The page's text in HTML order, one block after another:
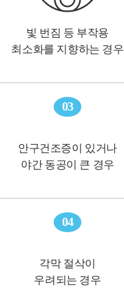
빛 번짐 등 부작용
최소화를 지향하는 경우
03
안구건조증이 있거나
야간 동공이 큰 경우
04
각막 절삭이
우려되는 경우